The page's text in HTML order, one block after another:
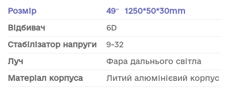
Розмір
49″ 1250*50*30mm
Відбивач
6D
Стабілізатор напруги
9-32
Луч
Фара дальнього світла
Матеріал корпуса
Литий алюмінієвий корпус